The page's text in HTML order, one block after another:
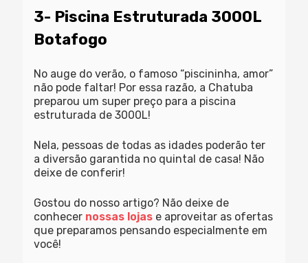
3- Piscina Estruturada 3000L
Botafogo
No auge do verão, o famoso “piscininha, amor”
não pode faltar! Por essa razão, a Chatuba
preparou um super preço para a piscina
estruturada de 3000L!
Nela, pessoas de todas as idades poderão ter
a diversão garantida no quintal de casa! Não
deixe de conferir!
Gostou do nosso artigo? Não deixe de
conhecer nossas lojas e aproveitar as ofertas
que preparamos pensando especialmente em
você!